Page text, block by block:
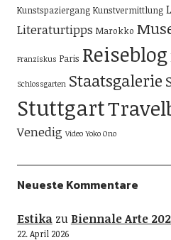
Kunstspaziergang Kunstvermittlung
Literaturtipps Marokko
Franziskus Paris Reiseblog
Schlossgarten Staatsgalerie
Stuttgart
Venedig Video Yoko Ono
Neueste Kommentare
Estikazu Biennale Arte
22. April 2026